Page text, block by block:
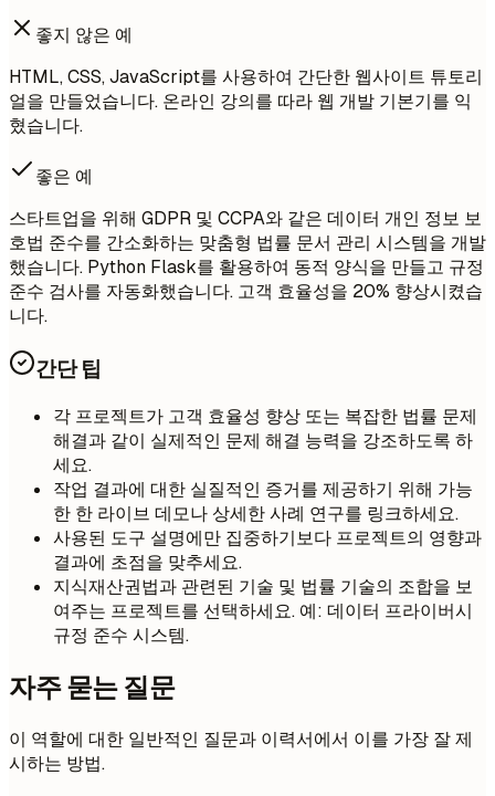
좋지 않은 예
HTML, CSS, JavaScript를 사용하여 간단한 웹사이트 튜토리
얼을 만들었습니다. 온라인 강의를 따라 웹 개발 기본기를 익
혔습니다.
좋은 예
스타트업을 위해 GDPR 및 CCPA와 같은 데이터 개인 정보 보
호법 준수를 간소화하는 맞춤형 법률 문서 관리 시스템을 개발
했습니다. Python Flask를 활용하여 동적 양식을 만들고 규정
준수 검사를 자동화했습니다. 고객 효율성을 20% 향상시켰습
니다.
간단 팁
각 프로젝트가 고객 효율성 향상 또는 복잡한 법률 문제
해결과 같이 실제적인 문제 해결 능력을 강조하도록 하
세요.
작업 결과에 대한 실질적인 증거를 제공하기 위해 가능
한 한 라이브 데모나 상세한 사례 연구를 링크하세요.
사용된 도구 설명에만 집중하기보다 프로젝트의 영향과
결과에 초점을 맞추세요.
지식재산권법과 관련된 기술 및 법률 기술의 조합을 보
여주는 프로젝트를 선택하세요. 예: 데이터 프라이버시
규정 준수 시스템.
자주 묻는 질문
이 역할에 대한 일반적인 질문과 이력서에서 이를 가장 잘 제
시하는 방법.